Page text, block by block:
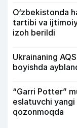
O‘zbekistonda
tartibi va
izoh berildi
Ukrainaning
boyishda
“Garri Potter”
eslatuvchi
qozonmoqda